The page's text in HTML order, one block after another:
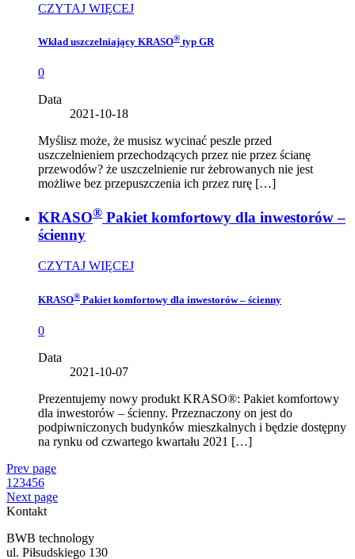
CZYTAJ WIĘCEJ
Wkład uszczelniający KRASO® typ GR
0
Data
2021-10-18
Myślisz może, że musisz wycinać peszle przed
uszczelnieniem przechodzących przez nie przez ścianę
przewodów? że uszczelnienie rur żebrowanych nie jest
możliwe bez przepuszczenia ich przez rurę […]
KRASO® Pakiet komfortowy dla inwestorów –
ścienny
CZYTAJ WIĘCEJ
KRASO® Pakiet komfortowy dla inwestorów – ścienny
0
Data
2021-10-07
Prezentujemy nowy produkt KRASO®: Pakiet komfortowy
dla inwestorów – ścienny. Przeznaczony on jest do
podpiwniczonych budynków mieszkalnych i będzie dostępny
na rynku od czwartego kwartału 2021 […]
Prev page
1 23456
Next page
Kontakt
BWB technology
ul. Piłsudskiego 130